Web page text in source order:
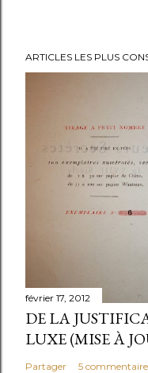
ARTICLES LES PLUS
février 17, 2012
DE LA
LUXE (MISE À
Partager 5